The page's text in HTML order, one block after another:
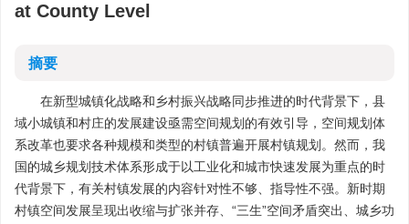
at County Level
摘要
在新型城镇化战略和乡村振兴战略同步推进的时代背景下，县
域小城镇和村庄的发展建设亟需空间规划的有效引导，空间规划体
系改革也要求各种规模和类型的村镇普遍开展村镇规划。然而，我
国的城乡规划技术体系形成于以工业化和城市快速发展为重点的时
代背景下，有关村镇发展的内容针对性不够、指导性不强。新时期
村镇空间发展呈现出收缩与扩张并存、“三生”空间矛盾突出、城乡功